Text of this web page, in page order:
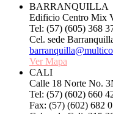
BARRANQUILLA
Edificio Centro Mix
Tel: (57) (605) 368
Cel. sede
Ver Mapa
CALI
Calle 18 Norte No.
Tel: (57) (602) 660
Fax: (57) (602) 682